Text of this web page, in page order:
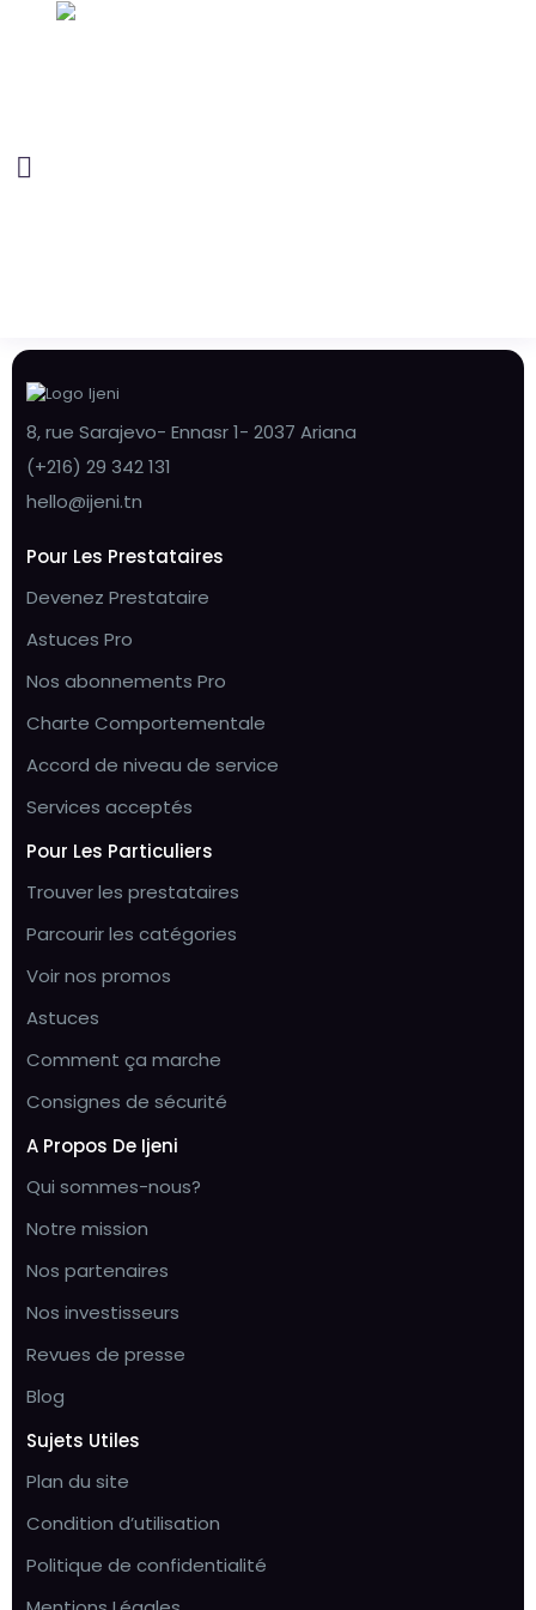
8, rue Sarajevo- Ennasr 1- 2037 Ariana
(+216) 29 342 131
hello@ijeni.tn
Pour Les Prestataires
Devenez Prestataire
Astuces Pro
Nos abonnements Pro
Charte Comportementale
Accord de niveau de service
Services acceptés
Pour Les Particuliers
Trouver les prestataires
Parcourir les catégories
Voir nos promos
Astuces
Comment ça marche
Consignes de sécurité
A Propos De Ijeni
Qui sommes-nous?
Notre mission
Nos partenaires
Nos investisseurs
Revues de presse
Blog
Sujets Utiles
Plan du site
Condition d’utilisation
Politique de confidentialité